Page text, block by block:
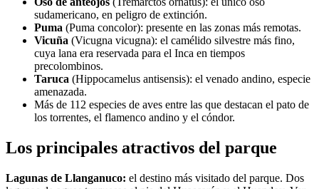
sudamericano, en peligro de extinción.
Puma (Puma concolor): presente en las zonas más remotas.
Vicuña (Vicugna vicugna): el camélido silvestre más fino,
cuya lana era reservada para el Inca en tiempos
precolombinos.
Taruca (Hippocamelus antisensis): el venado andino, especie
amenazada.
Más de 112 especies de aves entre las que destacan el pato de
los torrentes, el flamenco andino y el cóndor.
Los principales atractivos del parque
Lagunas de Llanganuco: el destino más visitado del parque. Dos